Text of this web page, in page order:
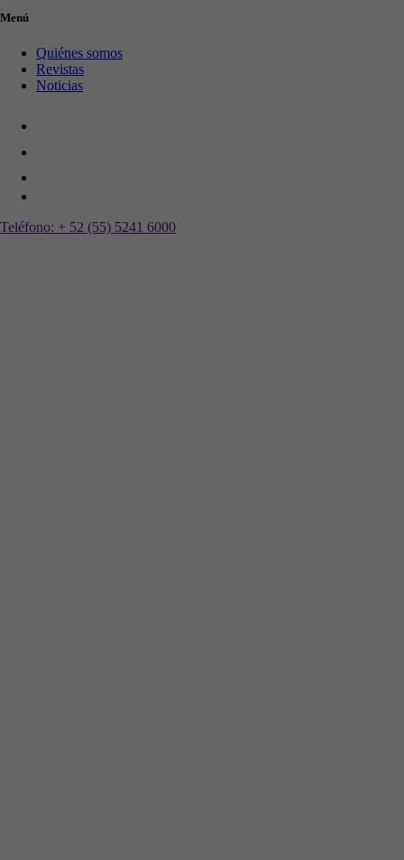
Menú
Quiénes somos
Revistas
Noticias
Teléfono: + 52 (55) 5241 6000